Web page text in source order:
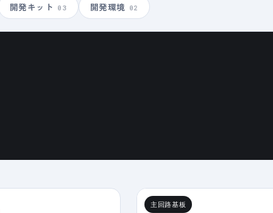
開発キット 03 開発環境 02
主回路基板